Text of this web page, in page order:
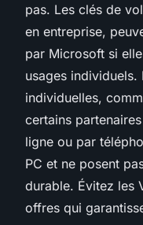
pas. Les clés de
en entreprise,
par Microsoft si
usages individuels.
individuelles,
certains
ligne ou par
PC et ne posent
durable. Évitez les
offres qui